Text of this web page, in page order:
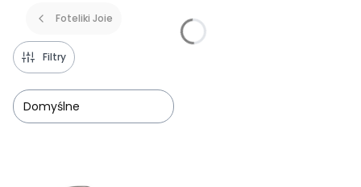
Foteliki Joie
Filtry
Domyślne